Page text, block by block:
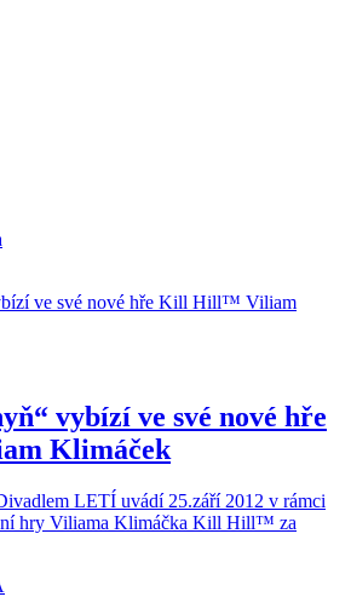
vybízí ve své nové hře
Klimáček
LETÍ uvádí 25.září 2012 v rámci
hry Viliama Klimáčka Kill Hill™ za